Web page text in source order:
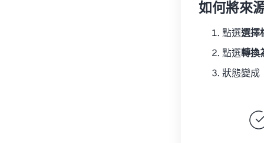
如何將來
點選選擇
點選轉換
狀態變成